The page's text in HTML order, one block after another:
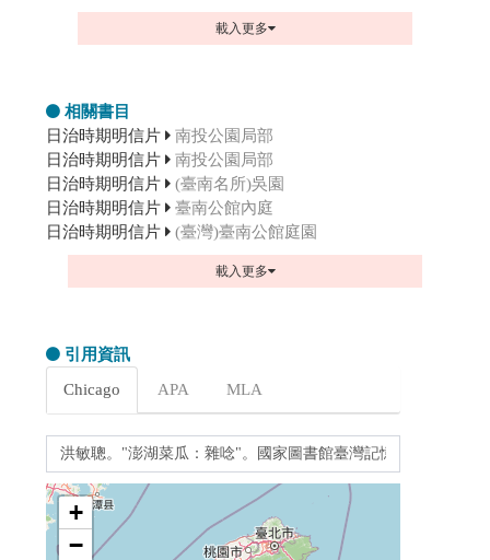
載入更多
相關書目
日治時期明信片 南投公園局部
日治時期明信片 南投公園局部
日治時期明信片 (臺南名所)吳園
日治時期明信片 臺南公館內庭
日治時期明信片 (臺灣)臺南公館庭園
載入更多
引用資訊
Chicago
APA MLA
+
−